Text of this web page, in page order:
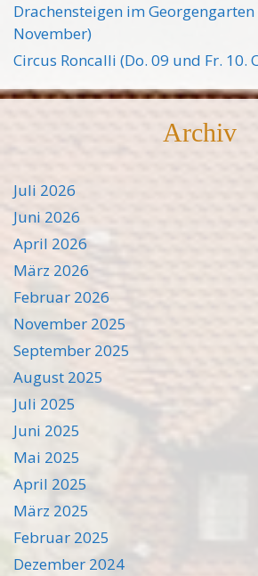
Drachensteigen im Georgengarten
November)
Circus Roncalli (Do. 09 und Fr. 10.
Archiv
Juli 2026
Juni 2026
April 2026
März 2026
Februar 2026
November 2025
September 2025
August 2025
Juli 2025
Juni 2025
Mai 2025
April 2025
März 2025
Februar 2025
Dezember 2024